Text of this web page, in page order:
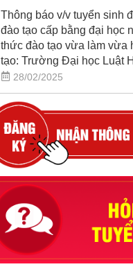
Thông báo v/v tuyển sinh
đào tạo cấp bằng đại học
thức đào tạo vừa làm vừa
tạo: Trường Đại học Luật
28/02/2025